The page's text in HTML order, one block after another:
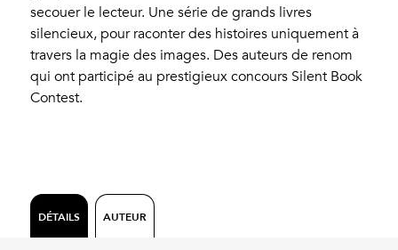
secouer le lecteur. Une série de grands livres
silencieux, pour raconter des histoires uniquement à
travers la magie des images. Des auteurs de renom
qui ont participé au prestigieux concours Silent Book
Contest.
DÉTAILS AUTEUR